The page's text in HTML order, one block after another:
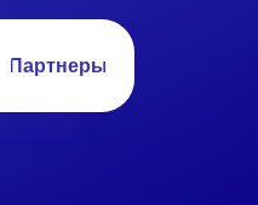
Партнеры